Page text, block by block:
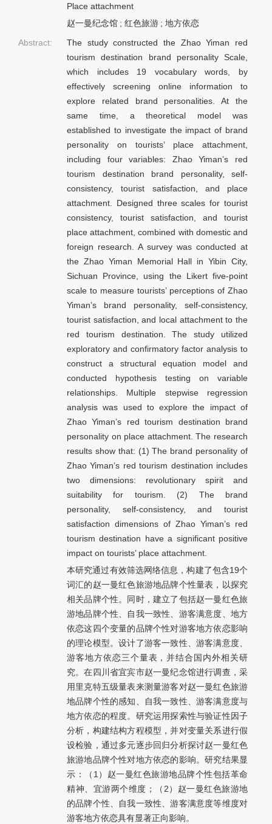
Place attachment
赵一曼纪念馆 ; 红色旅游 ; 地方依恋
Abstract:
The study constructed the Zhao Yiman red
tourism destination brand personality Scale,
which includes 19 vocabulary words, by
effectively screening online information to
explore related brand personalities. At the
same time, a theoretical model was
established to investigate the impact of brand
personality on tourists’ place attachment,
including four variables: Zhao Yiman’s red
tourism destination brand personality, self-
consistency, tourist satisfaction, and place
attachment. Designed three scales for tourist
consistency, tourist satisfaction, and tourist
place attachment, combined with domestic and
foreign research. A survey was conducted at
the Zhao Yiman Memorial Hall in Yibin City,
Sichuan Province, using the Likert five-point
scale to measure tourists’ perceptions of Zhao
Yiman’s brand personality, self-consistency,
tourist satisfaction, and local attachment to the
red tourism destination. The study utilized
exploratory and confirmatory factor analysis to
construct a structural equation model and
conducted hypothesis testing on variable
relationships. Multiple stepwise regression
analysis was used to explore the impact of
Zhao Yiman’s red tourism destination brand
personality on place attachment. The research
results show that: (1) The brand personality of
Zhao Yiman’s red tourism destination includes
two dimensions: revolutionary spirit and
suitability for tourism. (2) The brand
personality, self-consistency, and tourist
satisfaction dimensions of Zhao Yiman’s red
tourism destination have a significant positive
impact on tourists’ place attachment.
本研究通过有效筛选网络信息，构建了包含19个
词汇的赵一曼红色旅游地品牌个性量表，以探究
相关品牌个性。同时，建立了包括赵一曼红色旅
游地品牌个性、自我一致性、游客满意度、地方
依恋这四个变量的品牌个性对游客地方依恋影响
的理论模型。设计了游客一致性、游客满意度、
游客地方依恋三个量表，并结合国内外相关研
究。在四川省宜宾市赵一曼纪念馆进行调查，采
用里克特五级量表来测量游客对赵一曼红色旅游
地品牌个性的感知、自我一致性、游客满意度与
地方依恋的程度。研究运用探索性与验证性因子
分析，构建结构方程模型，并对变量关系进行假
设检验，通过多元逐步回归分析探讨赵一曼红色
旅游地品牌个性对地方依恋的影响。研究结果显
示：（1）赵一曼红色旅游地品牌个性包括革命
精神、宜游两个维度；（2）赵一曼红色旅游地
的品牌个性、自我一致性、游客满意度等维度对
游客地方依恋具有显著正向影响。